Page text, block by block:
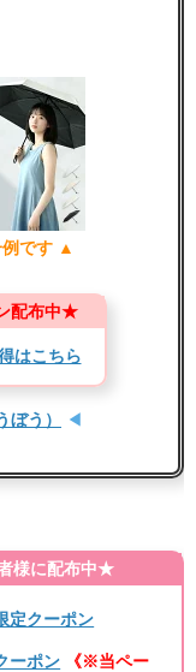
例です ▲
配布中★
はこちら
う） ◀
様に配布中★
定クーポン
ーポン 《※当ペー